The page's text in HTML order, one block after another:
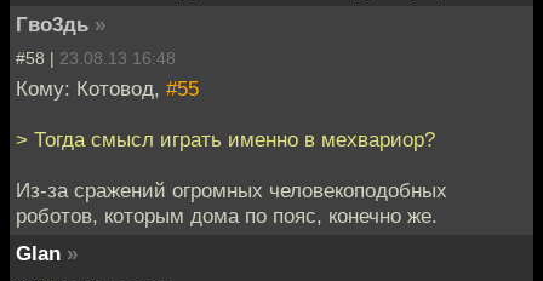
Гво3дь »
#58 | 23.08.13 16:48
Кому: Котовод, #55
> Тогда смысл играть именно в мехвариор?
Из-за сражений огромных человекоподобных
роботов, которым дома по пояс, конечно же.
Glan »